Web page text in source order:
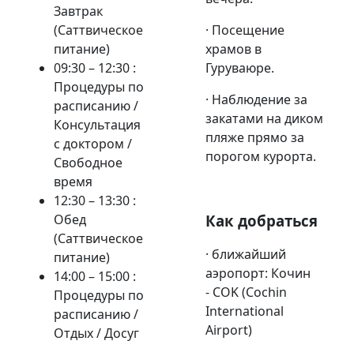
Завтрак
(Саттвическое
питание)
09:30 – 12:30 :
Процедуры по
расписанию /
Консультация
с доктором /
Свободное
время
12:30 – 13:30 :
Обед
(Саттвическое
питание)
14:00 – 15:00 :
Процедуры по
расписанию /
Отдых / Досуг
· Посещение
храмов в
Гуруваюре.
· Наблюдение за
закатами на диком
пляже прямо за
порогом курорта.
Как добраться
· ближайший
аэропорт: Кочин
- COK(Cochin
International
Airport)